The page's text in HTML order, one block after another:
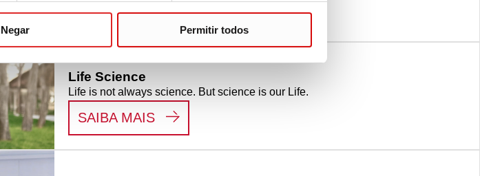
Negar Permitir todos
SAIBA MAIS:O FLUXO DE TRABALHO DE DIAGNÓSTICO
Life Science
Life is not always science. But science is our Life.
SAIBA MAIS: LIFE SCIENCE